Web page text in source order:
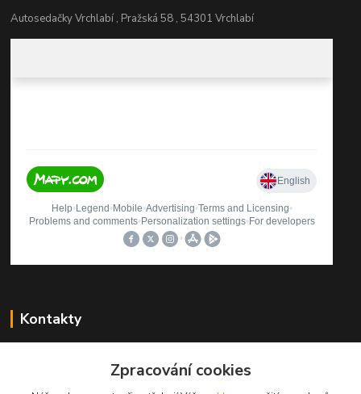
Autosedačky Vrchlabí , Pražská 58 , 54301 Vrchlabí
Kontakty
+420 499423560Zpracování cookies